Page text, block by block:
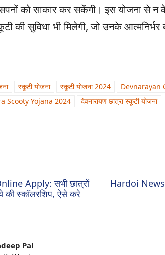
को साकार कर सकेंगी। इस योजना से न
की सुविधा भी मिलेगी, जो उनके
स्कूटी योजना स्कूटी योजना 2024
Devnarayan
Scooty Yojana 2024
देवनारायण छात्रा स्कूटी योजना
Apply: सभी छात्रों
की स्कॉलरशिप, ऐसे करे
Hardoi News:
Pal